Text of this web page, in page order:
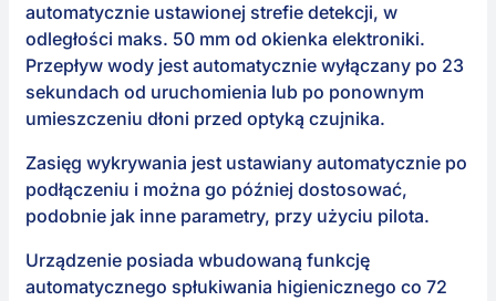
automatycznie ustawionej strefie detekcji, w
odległości maks. 50 mm od okienka elektroniki.
Przepływ wody jest automatycznie wyłączany po 23
sekundach od uruchomienia lub po ponownym
umieszczeniu dłoni przed optyką czujnika.
Zasięg wykrywania jest ustawiany automatycznie po
podłączeniu i można go później dostosować,
podobnie jak inne parametry, przy użyciu pilota.
Urządzenie posiada wbudowaną funkcję
automatycznego spłukiwania higienicznego co 72